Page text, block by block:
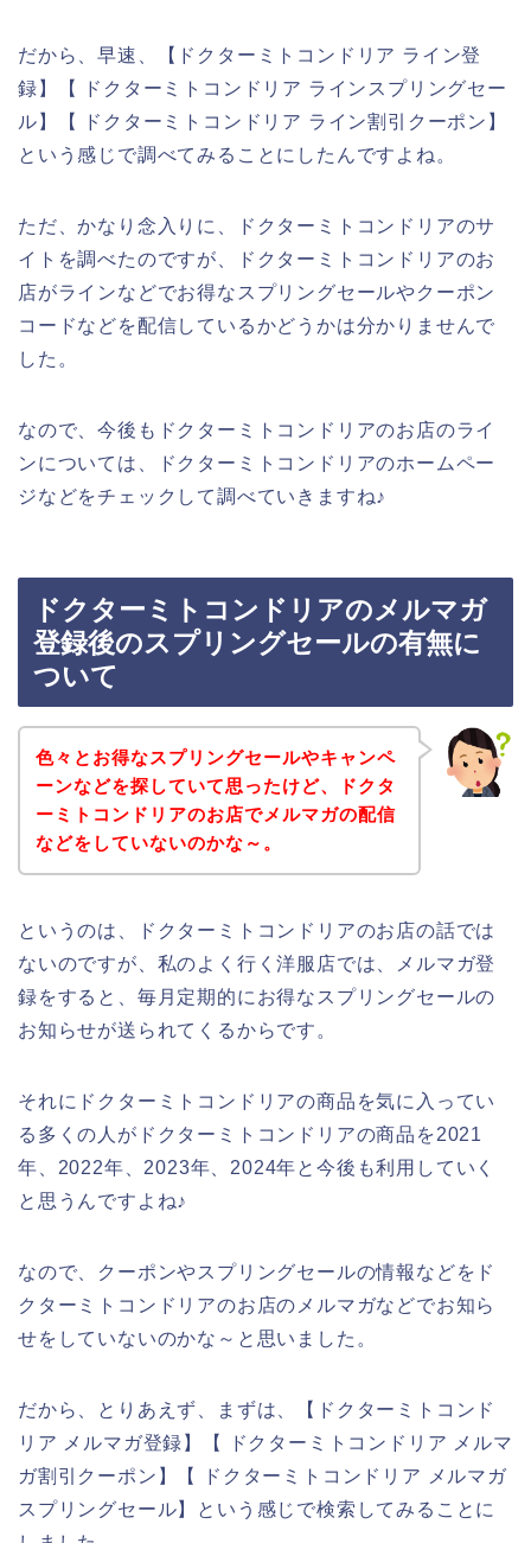
だから、早速、【ドクターミトコンドリア ライン登
録】【 ドクターミトコンドリア ラインスプリングセー
ル】【 ドクターミトコンドリア ライン割引クーポン】
という感じで調べてみることにしたんですよね。
ただ、かなり念入りに、ドクターミトコンドリアのサ
イトを調べたのですが、ドクターミトコンドリアのお
店がラインなどでお得なスプリングセールやクーポン
コードなどを配信しているかどうかは分かりませんで
した。
なので、今後もドクターミトコンドリアのお店のライ
ンについては、ドクターミトコンドリアのホームペー
ジなどをチェックして調べていきますね♪
ドクターミトコンドリアのメルマガ
登録後のスプリングセールの有無に
ついて
色々とお得なスプリングセールやキャンペ
ーンなどを探していて思ったけど、ドクタ
ーミトコンドリアのお店でメルマガの配信
などをしていないのかな～。
というのは、ドクターミトコンドリアのお店の話では
ないのですが、私のよく行く洋服店では、メルマガ登
録をすると、毎月定期的にお得なスプリングセールの
お知らせが送られてくるからです。
それにドクターミトコンドリアの商品を気に入ってい
る多くの人がドクターミトコンドリアの商品を2021
年、2022年、2023年、2024年と今後も利用していく
と思うんですよね♪
なので、クーポンやスプリングセールの情報などをド
クターミトコンドリアのお店のメルマガなどでお知ら
せをしていないのかな～と思いました。
だから、とりあえず、まずは、【ドクターミトコンド
リア メルマガ登録】【 ドクターミトコンドリア メルマ
ガ割引クーポン】【 ドクターミトコンドリア メルマガ
スプリングセール】という感じで検索してみることに